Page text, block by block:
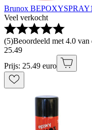
Brunox
Veel verkocht
(5)Beoordeeld met 4.0
25.49
Prijs: 25.49 euro